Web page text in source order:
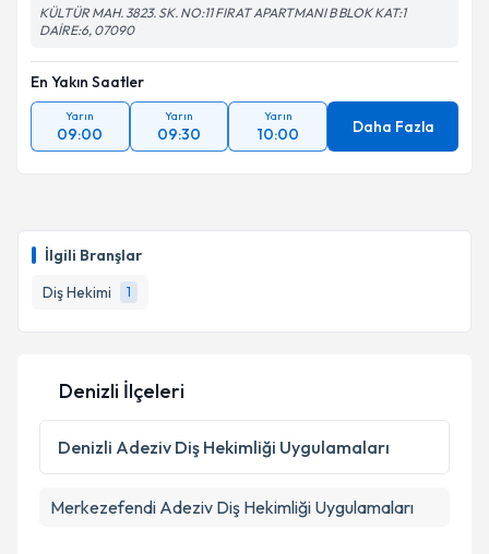
İlgili Branşlar
Diş Hekimi
1
KÜLTÜR MAH. 3823. SK. NO:11 FIRAT APARTMANI B BLOK KAT:1
DAİRE:6, 07090
En Yakın Saatler
Yarın
09:00
Yarın
09:30
Yarın
10:00 Daha Fazla
Denizli İlçeleri
Denizli Adeziv Diş Hekimliği Uygulamaları
Merkezefendi Adeziv Diş Hekimliği Uygulamaları